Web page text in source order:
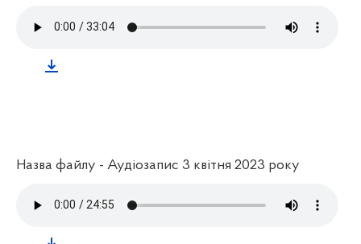
Назва файлу - Аудіозапис 3 квітня 2023 року